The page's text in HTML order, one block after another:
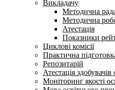
Викладачу
Методична
Методична
Атестація
Показники
Циклові комісії
Практична
Репозитарій
Атестація здобувачів
Моніторинг якості